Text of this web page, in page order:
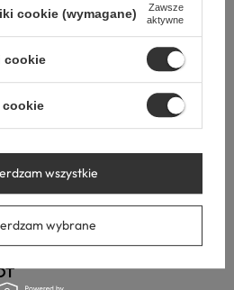
TWOJE
nas ważne
cookie (wymagane)
Zawsze
aktywne
cookie
cookie
wybrane
wszystkie